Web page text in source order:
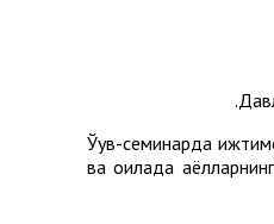
Ўқув-семинарда
ва оилада